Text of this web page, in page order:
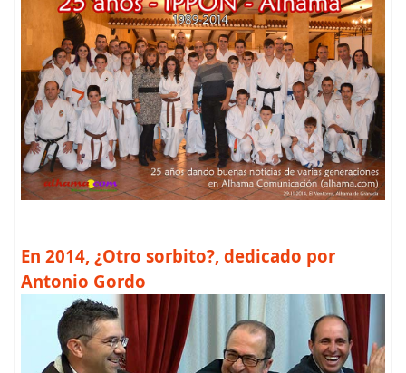
En 2014, ¿Otro sorbito?, dedicado por
Antonio Gordo